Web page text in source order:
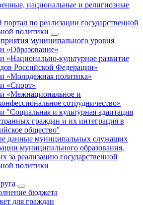
национальные и религиозные
по реализации государственной
политики
муниципального уровня
«Образование»
«Национально-культурное развитие
Российской Федерации»
«Молодежная политика»
«Спорт»
«Межнациональное и
сотрудничество»
"Социальная и культурная адаптация
граждан и их интеграция в
общество"
данные муниципальных служащих
муниципального образования,
за реализацию государственной
политики
бюджета
для граждан